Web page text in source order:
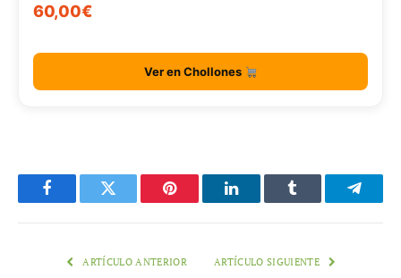
60,00€
Ver en Chollones
FacebookTwitter Pinterest LinkedInTumblr
ARTÍCULO ANTERIOR ARTÍCULO SIGUIENTE